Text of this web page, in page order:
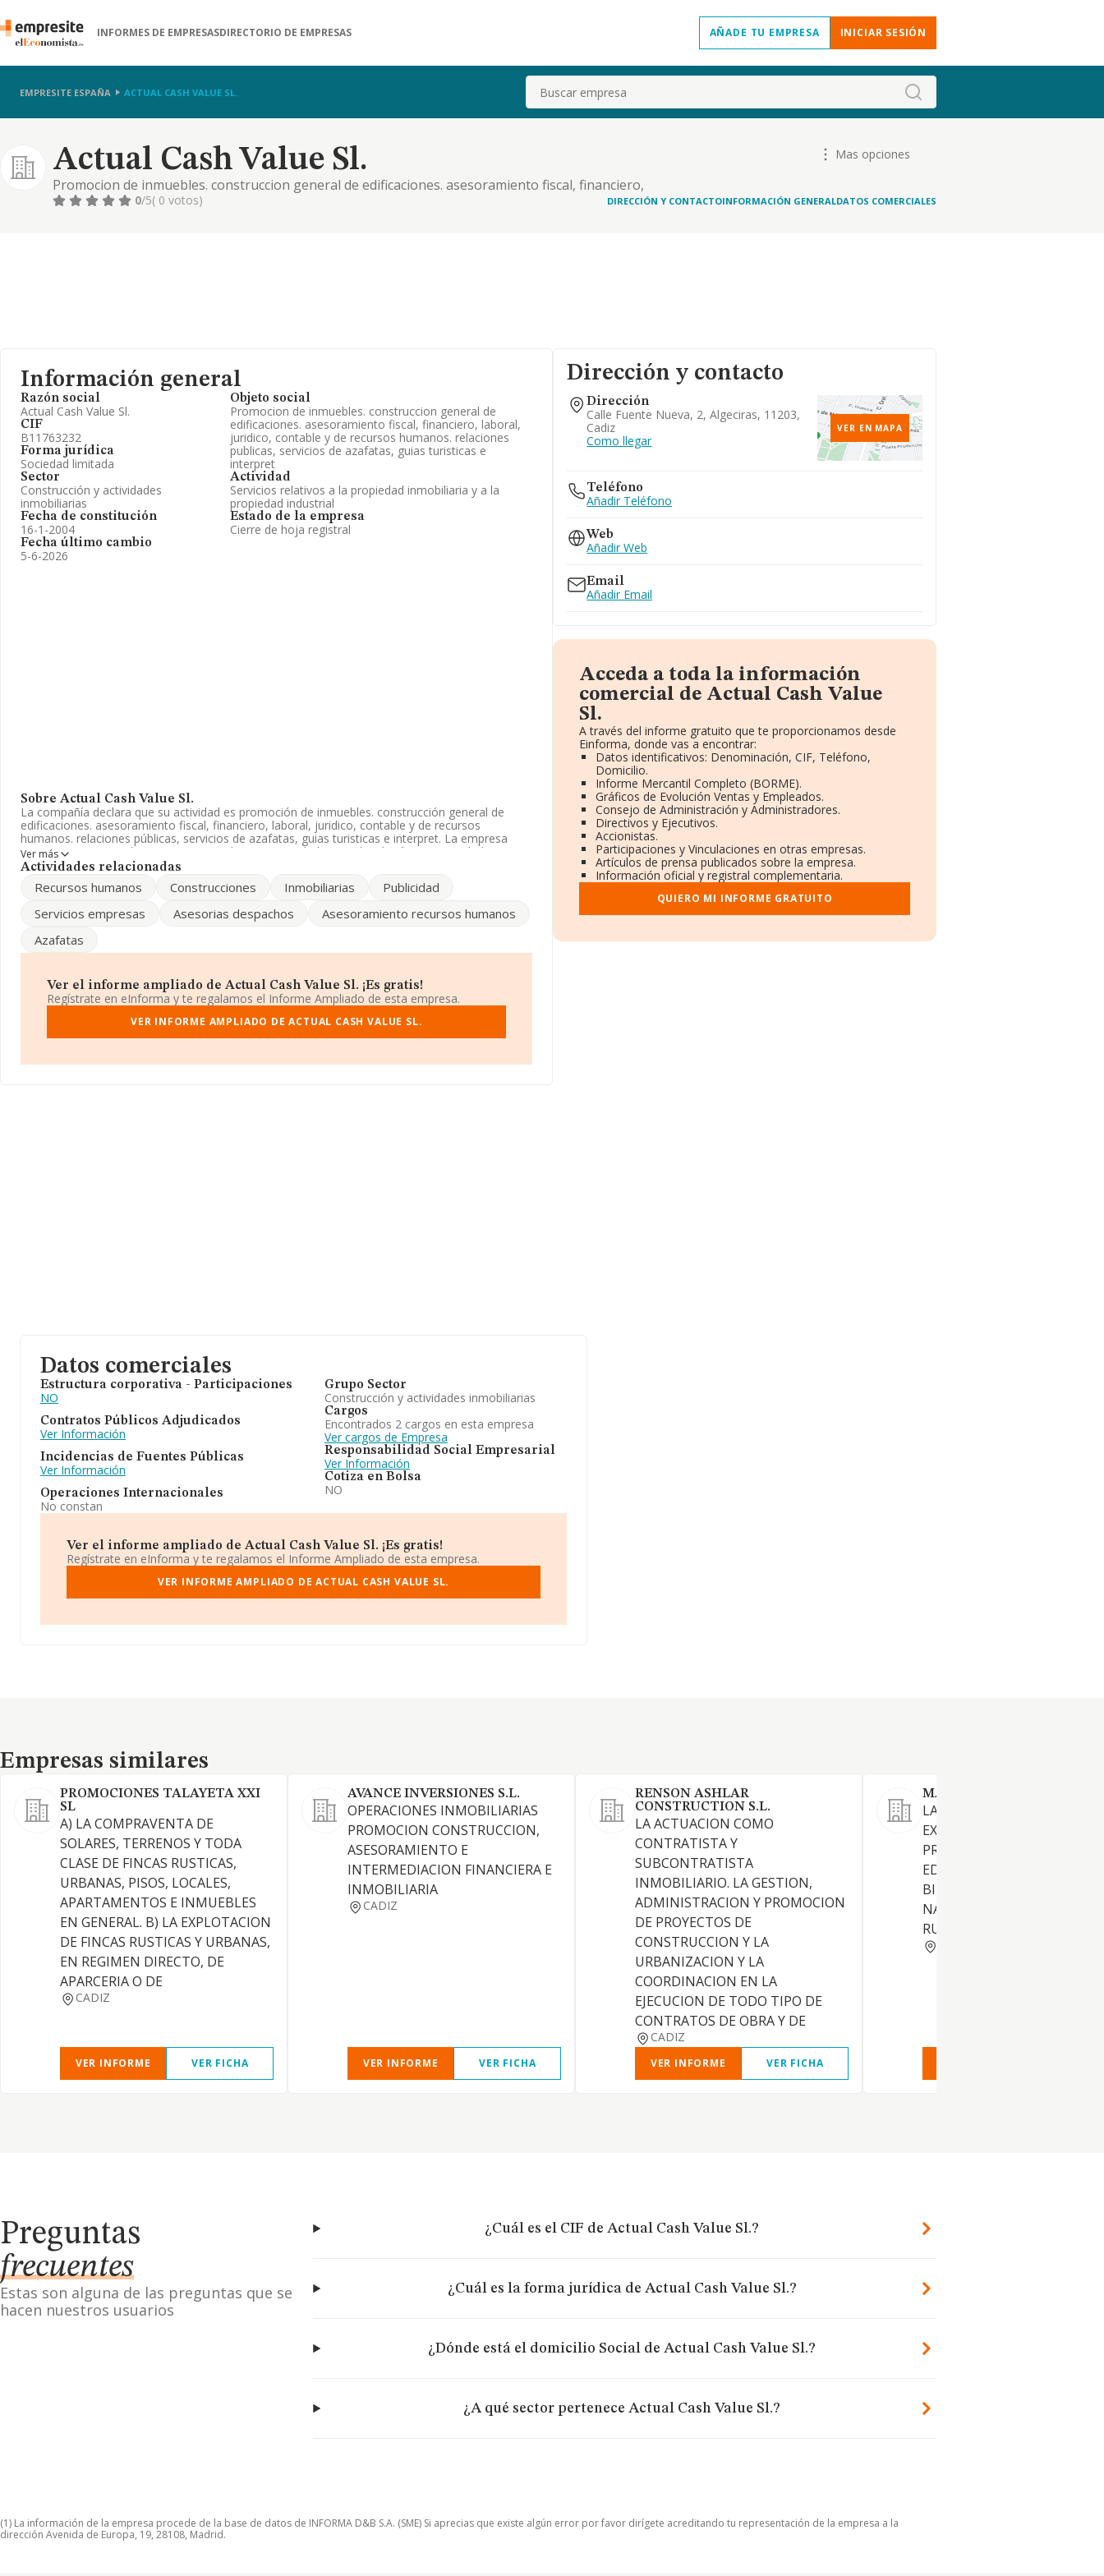
INFORMES DE EMPRESASDIRECTORIO DE EMPRESAS AÑADE TU EMPRESA INICIAR SESIÓN
EMPRESITE ESPAÑA ACTUAL CASH VALUE SL. Buscar
Actual Cash Value Sl.
Promocion de inmuebles. construccion general de edificaciones. asesoramiento fiscal, financiero,
laboral, juridico, contable y de recursos humanos. relaciones publicas, servicios de azafatas, guias
Mas opciones
0/5( 0 votos) DIRECCIÓN Y CONTACTOINFORMACIÓN GENERALDATOS COMERCIALES
Información general
Razón social
Actual Cash Value Sl.
CIF
B11763232
Forma jurídica
Sociedad limitada
Sector
Construcción y actividades
inmobiliarias
Fecha de constitución
16-1-2004
Fecha último cambio
5-6-2026
Objeto social
Promocion de inmuebles. construccion general de
edificaciones. asesoramiento fiscal, financiero, laboral,
juridico, contable y de recursos humanos. relaciones
publicas, servicios de azafatas, guias turisticas e
interpret
Actividad
Servicios relativos a la propiedad inmobiliaria y a la
propiedad industrial
Estado de la empresa
Cierre de hoja registral
Sobre Actual Cash Value Sl.
La compañía declara que su actividad es promoción de inmuebles. construcción general de
edificaciones. asesoramiento fiscal, financiero, laboral, juridico, contable y de recursos
humanos. relaciones públicas, servicios de azafatas, guias turisticas e interpret. La empresa
aparece inscrita en el Registro Mercantil como Sociedad Limitada. Clasifica su actividad CNAE
como '%cnae%', código 6811. La sociedad no tiene actividad en mercados exteriores.
La empresa Actual Cash Value S.L, NIF B11763232, está situada en Calle Fuente Nueva núm.
ámbito nacional la facturación alcanza la cifra de 7.139 millones de euros y se estima que el
promedio de la facturación entre todas las empresas es de 105 mil euros. Respecto a la
empresas, con ventas de 52 millones de euros. Para aportar ulterior información de interés en
el ámbito sectorial, la media de antigüedad desde la constitución es de 13 años. La media de
empleados de las empresas es de 1.
Ver más
Actividades relacionadas
Recursos humanos Construcciones Inmobiliarias
Publicidad
Servicios empresas
Asesorias despachos
Asesoramiento recursos humanos
Azafatas
Ver el informe ampliado de Actual Cash Value Sl. ¡Es gratis!
Regístrate en eInforma y te regalamos el Informe Ampliado de esta empresa.
VER INFORME AMPLIADO DE ACTUAL CASH VALUE SL.
Dirección y contacto
Dirección
Calle Fuente Nueva, 2, Algeciras, 11203,
Cadiz
Como llegar
VER EN MAPA
Teléfono
Añadir Teléfono
Web
Añadir Web
Email
Añadir Email
Acceda a toda la información
comercial de Actual Cash Value
Sl.
A través del informe gratuito que te proporcionamos desde
Einforma, donde vas a encontrar:
Datos identificativos: Denominación, CIF, Teléfono,
Domicilio.
Informe Mercantil Completo (BORME).
Gráficos de Evolución Ventas y Empleados.
Consejo de Administración y Administradores.
Directivos y Ejecutivos.
Accionistas.
Participaciones y Vinculaciones en otras empresas.
Artículos de prensa publicados sobre la empresa.
Información oficial y registral complementaria.
QUIERO MI INFORME GRATUITO
Datos comerciales
Estructura corporativa - Participaciones
NO
Contratos Públicos Adjudicados
Ver Información
Incidencias de Fuentes Públicas
Ver Información
Operaciones Internacionales
No constan
Grupo Sector
Construcción y actividades inmobiliarias
Cargos
Encontrados 2 cargos en esta empresa
Ver cargos de Empresa
Responsabilidad Social Empresarial
Ver Información
Cotiza en Bolsa
NO
Ver el informe ampliado de Actual Cash Value Sl. ¡Es gratis!
Regístrate en eInforma y te regalamos el Informe Ampliado de esta empresa.
VER INFORME AMPLIADO DE ACTUAL CASH VALUE SL.
Empresas similares
Empresas similares
PROMOCIONES TALAYETA XXI
SL
A) LA COMPRAVENTA DE
SOLARES, TERRENOS Y TODA
CLASE DE FINCAS RUSTICAS,
URBANAS, PISOS, LOCALES,
APARTAMENTOS E INMUEBLES
EN GENERAL. B) LA EXPLOTACION
DE FINCAS RUSTICAS Y URBANAS,
EN REGIMEN DIRECTO, DE
APARCERIA O DE
CADIZ
VER INFORME VER FICHA
AVANCE INVERSIONES S.L.
OPERACIONES INMOBILIARIAS
PROMOCION CONSTRUCCION,
ASESORAMIENTO E
INTERMEDIACION FINANCIERA E
INMOBILIARIA
CADIZ
VER INFORME VER FICHA
RENSON ASHLAR
CONSTRUCTION S.L.
LA ACTUACION COMO
CONTRATISTA Y
SUBCONTRATISTA
INMOBILIARIO. LA GESTION,
ADMINISTRACION Y PROMOCION
DE PROYECTOS DE
CONSTRUCCION Y LA
URBANIZACION Y LA
COORDINACION EN LA
EJECUCION DE TODO TIPO DE
CONTRATOS DE OBRA Y DE
CADIZ
VER INFORME VER FICHA
MAROLA PONIENTE SL.
LA COMPRAVENTA Y
EXPLOTACION DE FINCAS,
PROMOCION DE TERRENOS
EDIFICIOS Y
BIENES INMUEBLES DE
NATURALEZA URBANA Y
RUSTICA.
Preguntas
frecuentes
Estas son alguna de las preguntas que se
hacen nuestros usuarios
¿Cuál es el CIF de Actual Cash Value Sl.?
¿Cuál es la forma jurídica de Actual Cash Value Sl.?
¿Dónde está el domicilio Social de Actual Cash Value Sl.?
¿A qué sector pertenece Actual Cash Value Sl.?
(1) La información de la empresa procede de la base de datos de INFORMA D&B S.A. (SME) Si aprecias que existe algún error por favor dirígete acreditando tu representación de la empresa a la
dirección Avenida de Europa, 19, 28108, Madrid.